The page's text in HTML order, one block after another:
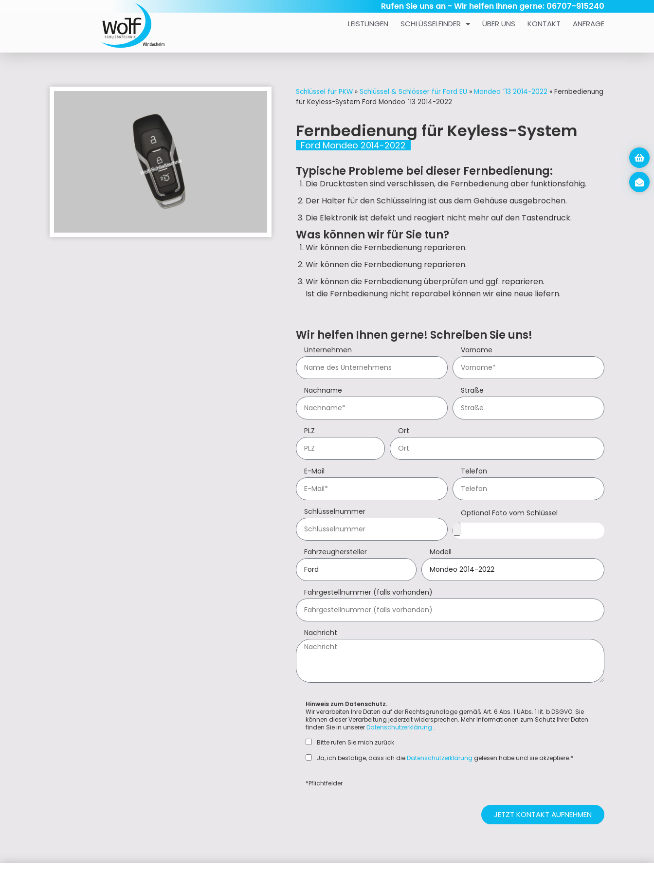
Rufen Sie uns an - Wir helfen Ihnen gerne: 06707-915240
LEISTUNGEN SCHLÜSSELFINDER ÜBER UNS KONTAKT ANFRAGE
Schlüssel für PKW » Schlüssel & Schlösser für Ford EU » Mondeo ´13 2014-2022 » Fernbedienung
für Keyless-System Ford Mondeo ´13 2014-2022
Fernbedienung für Keyless-System
Ford Mondeo 2014-2022
Typische Probleme bei dieser Fernbedienung:
Die Drucktasten sind verschlissen, die Fernbedienung aber funktionsfähig.
Der Halter für den Schlüsselring ist aus dem Gehäuse ausgebrochen.
Die Elektronik ist defekt und reagiert nicht mehr auf den Tastendruck.
Was können wir für Sie tun?
Wir können die Fernbedienung reparieren.
Wir können die Fernbedienung reparieren.
Wir können die Fernbedienung überprüfen und ggf. reparieren.
Ist die Fernbedienung nicht reparabel können wir eine neue liefern.
Wir helfen Ihnen gerne! Schreiben Sie uns!
Unternehmen Vorname
Nachname Straße
PLZ Ort
E-Mail Telefon
Schlüsselnummer Optional Foto vom Schlüssel
Fahrzeughersteller Modell
Fahrgestellnummer (falls vorhanden)
Nachricht
Hinweis zum Datenschutz.
Wir verarbeiten Ihre Daten auf der Rechtsgrundlage gemäß Art. 6 Abs. 1 UAbs. 1 lit. b DSGVO. Sie
können dieser Verarbeitung jederzeit widersprechen. Mehr Informationen zum Schutz Ihrer Daten
finden Sie in unsererDatenschutzerklärung .
Bitte rufen Sie mich zurück
Ja, ich bestätige, dass ich dieDatenschutzerklärung gelesen habe und sie akzeptiere.*
*Pflichtfelder
JETZT KONTAKT AUFNEHMEN